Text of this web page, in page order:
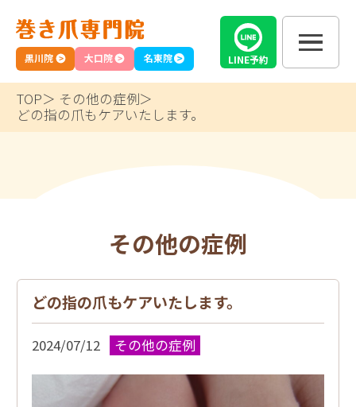
名東院
黒川院 大口院 LINE予約
TOP
その他の症例
どの指の爪もケアいたします。
その他の症例
どの指の爪もケアいたします。
2024/07/12 その他の症例